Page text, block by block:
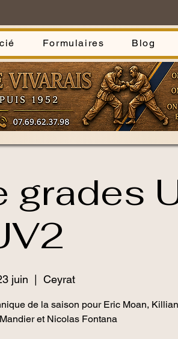
Formulaires Blog
grades
juin Ceyrat
de la saison pour Eric Moan, Killian
et Nicolas Fontana